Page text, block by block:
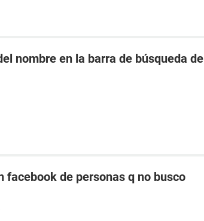
nombre en la barra de búsqueda de
facebook de personas q no busco